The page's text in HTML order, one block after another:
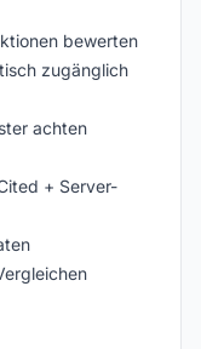
bewerten
zugänglich
achten
+ Server-